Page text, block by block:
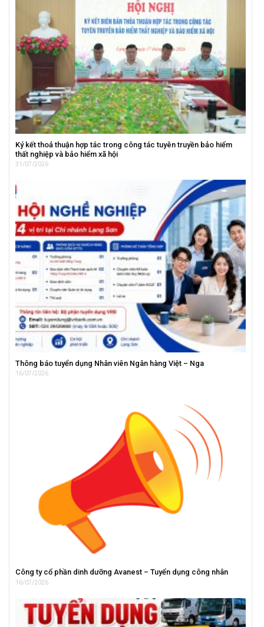
Ký kết thoả thuận hợp tác trong công tác tuyên truyền bảo hiểm
thất nghiệp và bảo hiểm xã hội
31/07/2026
Thông báo tuyển dụng Nhân viên Ngân hàng Việt – Nga
16/07/2026
Công ty cổ phần dinh dưỡng Avanest – Tuyển dụng công nhân
16/07/2026